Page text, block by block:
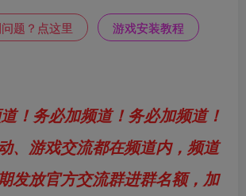
题？点这里 游戏安装教程
！务必加频道！务必加频道！
、游戏交流都在频道内，频道
发放官方交流群进群名额，加